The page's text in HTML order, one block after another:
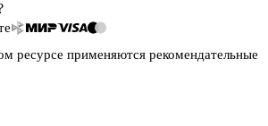
ресурсе применяются рекомендательные